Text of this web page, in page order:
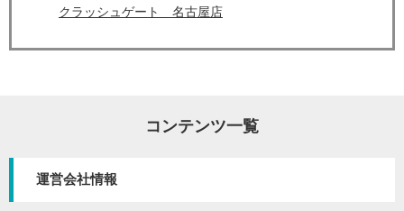
クラッシュゲート 名古屋店
コンテンツ一覧
運営会社情報